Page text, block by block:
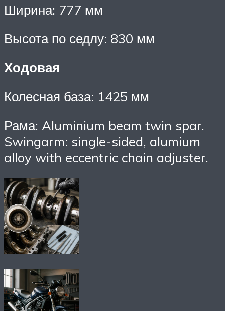
Ширина: 777 мм
Высота по седлу: 830 мм
Ходовая
Колесная база: 1425 мм
Рама: Aluminium beam twin spar.
Swingarm: single-sided, alumium
alloy with eccentric chain adjuster.